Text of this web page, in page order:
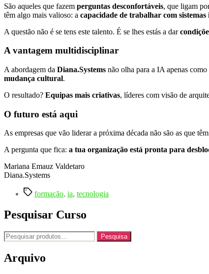
São aqueles que fazem perguntas desconfortáveis, que ligam
têm algo mais valioso: a capacidade de trabalhar com
A questão não é se tens este talento. É se lhes estás a dar
A vantagem multidisciplinar
A abordagem da Diana.Systems não olha para a IA apenas
mudança cultural.
O resultado? Equipas mais criativas, líderes com visão de
O futuro está aqui
As empresas que vão liderar a próxima década não são as que
A pergunta que fica: a tua organização está pronta para
Mariana Emauz Valdetaro
Diana.Systems
Etiquetas
formação, ia, tecnologia
Pesquisar Curso
Pesquisar
por:
Pesquisa
Arquivo